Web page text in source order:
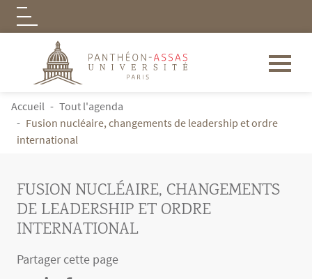
Aller au contenu principal
Logo
FIL D'ARIANE
Accueil
Tout l'agenda
Fusion nucléaire, changements de leadership et ordre
international
FUSION NUCLÉAIRE, CHANGEMENTS
DE LEADERSHIP ET ORDRE
INTERNATIONAL
Partager cette page